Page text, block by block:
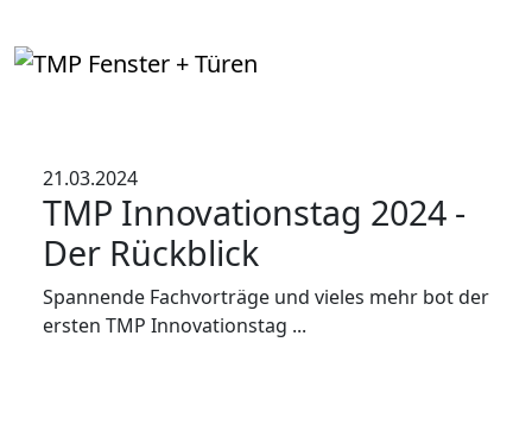
21.03.2024
TMP Innovationstag 2024 -
Der Rückblick
Spannende Fachvorträge und vieles mehr bot der
ersten TMP Innovationstag ...